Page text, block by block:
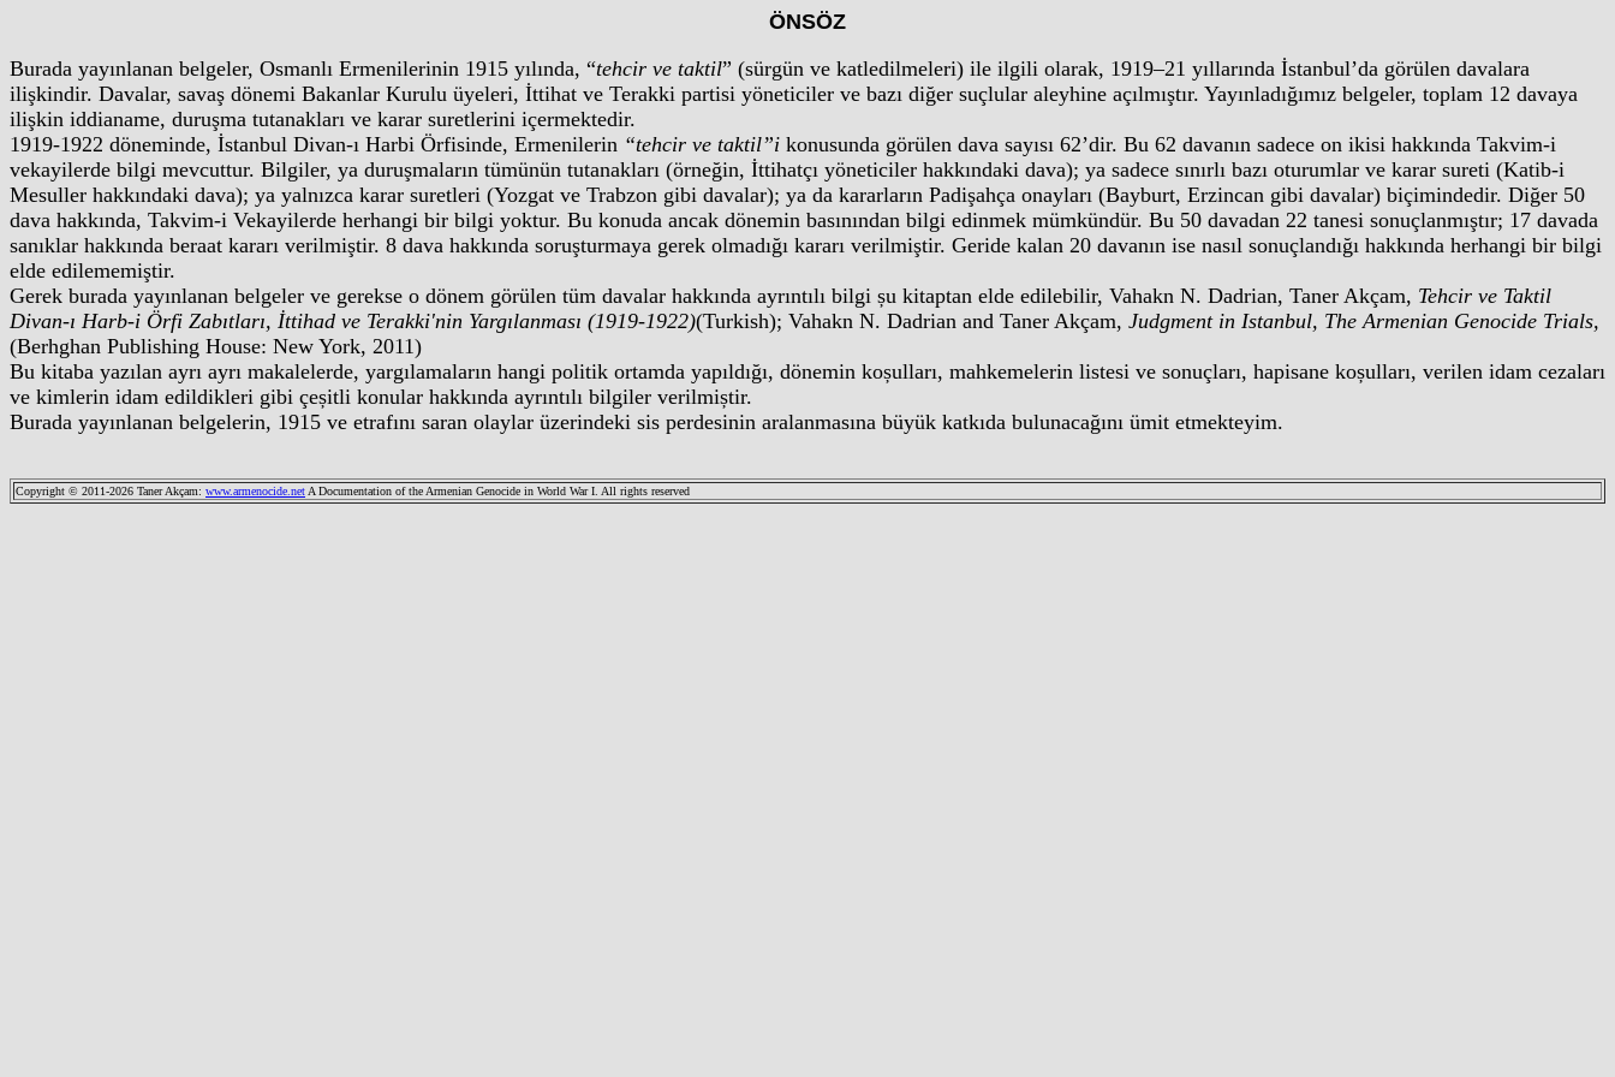
ÖNSÖZ
Burada yayınlanan belgeler, Osmanlı Ermenilerinin 1915 yılında, “tehcir ve taktil” (sürgün ve katledilmeleri) ile ilgili olarak, 1919–21 yıllarında İstanbul’da görülen davalara
ilişkindir. Davalar, savaş dönemi Bakanlar Kurulu üyeleri, İttihat ve Terakki partisi yöneticiler ve bazı diğer suçlular aleyhine açılmıştır. Yayınladığımız belgeler, toplam 12 davaya
ilişkin iddianame, duruşma tutanakları ve karar suretlerini içermektedir.
1919-1922 döneminde, İstanbul Divan-ı Harbi Örfisinde, Ermenilerin “tehcir ve taktil”i konusunda görülen dava sayısı 62’dir. Bu 62 davanın sadece on ikisi hakkında Takvim-i
vekayilerde bilgi mevcuttur. Bilgiler, ya duruşmaların tümünün tutanakları (örneğin, İttihatçı yöneticiler hakkındaki dava); ya sadece sınırlı bazı oturumlar ve karar sureti (Katib-i
Mesuller hakkındaki dava); ya yalnızca karar suretleri (Yozgat ve Trabzon gibi davalar); ya da kararların Padişahça onayları (Bayburt, Erzincan gibi davalar) biçimindedir. Diğer 50
dava hakkında, Takvim-i Vekayilerde herhangi bir bilgi yoktur. Bu konuda ancak dönemin basınından bilgi edinmek mümkündür. Bu 50 davadan 22 tanesi sonuçlanm‎ıştır; 17 davada
sanıklar hakkında beraat kararı verilmiştir. 8 dava hakkında soruşturmaya gerek olmadığı kararı verilmiştir. Geride kalan 20 davanın ise nasıl sonuçlandığı hakkında herhangi bir bilgi
elde edilememiştir.
Gerek burada yayınlanan belgeler ve gerekse o dönem görülen tüm davalar hakkında ayrıntılı bilgi șu kitaptan elde edilebilir, Vahakn N. Dadrian, Taner Akçam, Tehcir ve Taktil
Divan-ı Harb-i Örfi Zabıtları, İttihad ve Terakki'nin Yargılanması (1919-1922)(Turkish); Vahakn N. Dadrian and Taner Akçam, Judgment in Istanbul, The Armenian Genocide Trials,
(Berhghan Publishing House: New York, 2011)
Bu kitaba yazılan ayrı ayrı makalelerde, yargılamaların hangi politik ortamda yapıldığı, dönemin koșulları, mahkemelerin listesi ve sonuçları, hapisane koșulları, verilen idam cezaları
ve kimlerin idam edildikleri gibi çeșitli konular hakkında ayrıntılı bilgiler verilmiștir.
Burada yayınlanan belgelerin, 1915 ve etrafını saran olaylar üzerindeki sis perdesinin aralanmasına büyük katkıda bulunacağını ümit etmekteyim.
Copyright © 2011-2026 Taner Akçam: www.armenocide.net A Documentation of the Armenian Genocide in World War I. All rights reserved